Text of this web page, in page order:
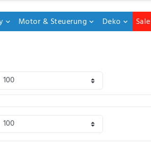
Motor & Steuerung Deko